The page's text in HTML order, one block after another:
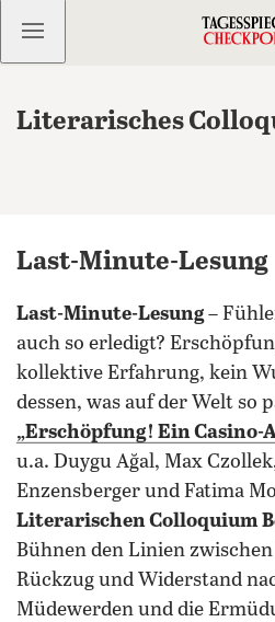
Kostenlos anmelden
Literarisches
Last-Minute-Lesung
Last-Minute-Lesung–
auch so erledigt?
kollektive Erfahrung, kein
dessen, was auf der Welt so
„Erschöpfung! Ein Casino-
u.a. Duygu Ağal, Max
Enzensberger und Fatima
Literarischen Colloquium
Bühnen den Linien
Rückzug und Widerstand
Müdewerden und die